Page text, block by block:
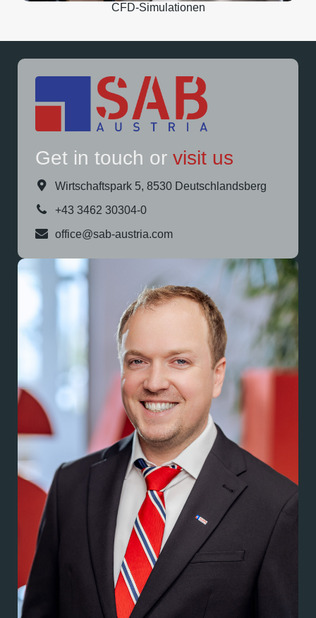
CFD-Simulationen
Get in touch or visit us
Wirtschaftspark 5, 8530 Deutschlandsberg
+43 3462 30304-0
office@sab-austria.com